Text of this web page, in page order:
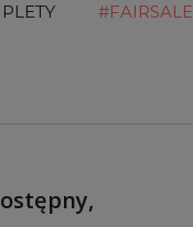
#FAIRSALE